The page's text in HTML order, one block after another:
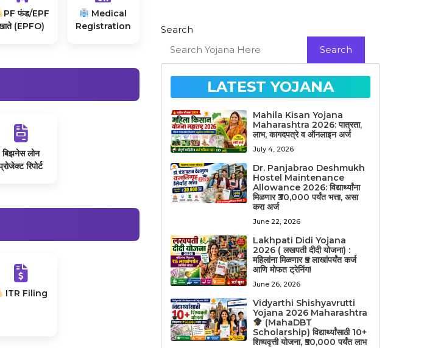
PF फंड/EPF
(EPFO)
Medical
Registration
बिझनेस लोन
रिपोर्ट
ITR Filing
Search
Search
LATEST YOJANA
Mahila Kisan Yojana
Maharashtra 2026: पात्रता,
लाभ, कागदपत्रे व ऑनलाइन अर्ज
July 4, 2026
Dr. Panjabrao Deshmukh
Hostel Maintenance
Allowance 2026: विद्यार्थ्यांना
मिळणार ₹30,000 पर्यंत भत्ता, असा
करा अर्ज
June 22, 2026
Lakhpati Didi Yojana
2026 ( लखपती दीदी योजना) :
महिलांना मिळणार ₹5 लाखांपर्यंत कर्ज
आणि मोफत ट्रेनिंग!
June 26, 2026
Vidyarthi Shishyavrutti
Yojana 2026 Maharashtra
(MahaDBT
Scholarship) विद्यार्थ्यांसाठी 10+
शिष्यवृत्ती योजना, ₹50,000 पर्यंत लाभ